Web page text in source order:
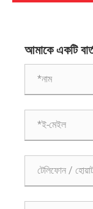
আমাকে একটি